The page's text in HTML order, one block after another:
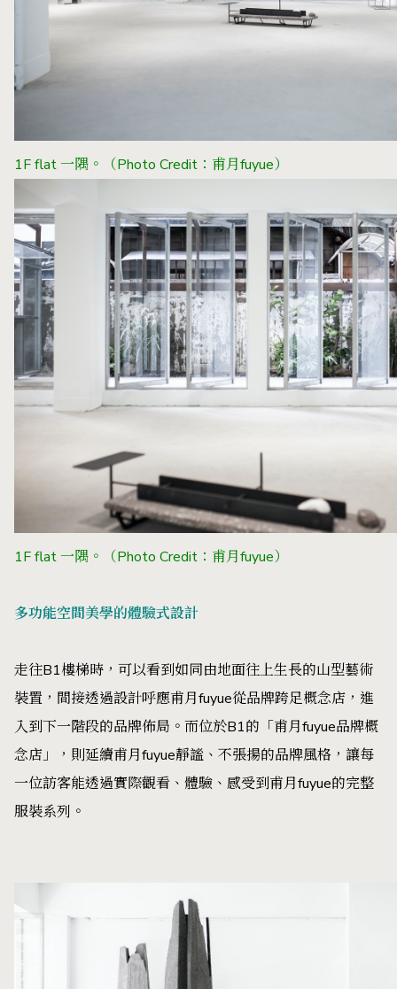
1F flat 一隅。 （Photo Credit：甫月fuyue）
1F flat 一隅。 （Photo Credit：甫月fuyue）
多功能空間美學的體驗式設計
走往B1樓梯時，可以看到如同由地面往上生長的山型藝術
裝置，間接透過設計呼應甫月fuyue從品牌跨足概念店，進
入到下一階段的品牌佈局。而位於B1的「甫月fuyue品牌概
念店」，則延續甫月fuyue靜謐、不張揚的品牌風格，讓每
一位訪客能透過實際觀看、體驗、感受到甫月fuyue的完整
服裝系列。